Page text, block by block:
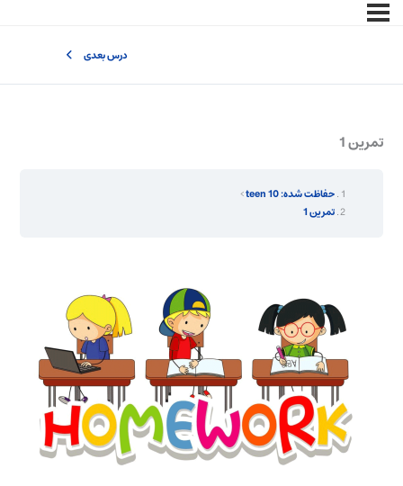
درس بعدی
تمرین 1
حفاظت شده: teen 10
تمرین 1